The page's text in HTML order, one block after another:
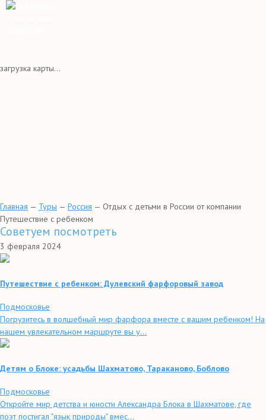
загрузка карты...
3 февраля 2024
Главная — Туры — Россия — Отдых с детьми в России от компании
Путешествие с ребенком
Советуем посмотреть
Путешествие с ребенком: Дулевский фарфоровый завод
Подмосковье
Погрузитесь в волшебный мир фарфора вместе с вашим ребенком! На
нашем увлекательном маршруте вы у...
Детям о Блоке: усадьбы Шахматово, Тараканово, Боблово
Подмосковье
Откройте мир детства и юности Александра Блока в Шахматове, где
поэт постигал "язык природы" вмес...